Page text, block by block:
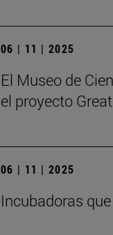
06 | 11 | 2025
El Museo de
el proyecto
06 | 11 | 2025
Incubadoras